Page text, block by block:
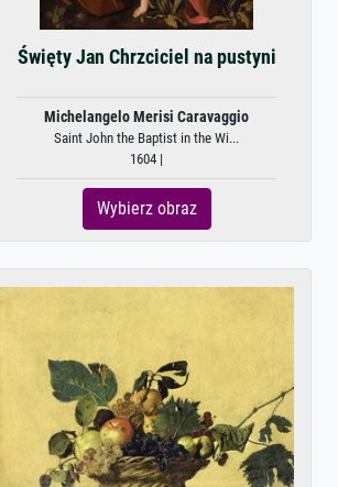
Święty Jan Chrzciciel na pustyni
Michelangelo Merisi Caravaggio
Saint John the Baptist in the Wi...
1604 |
Wybierz obraz